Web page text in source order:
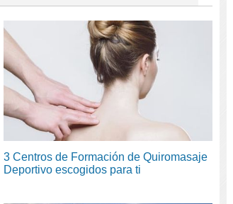
3 Centros de Formación de Quiromasaje
Deportivo escogidos para ti